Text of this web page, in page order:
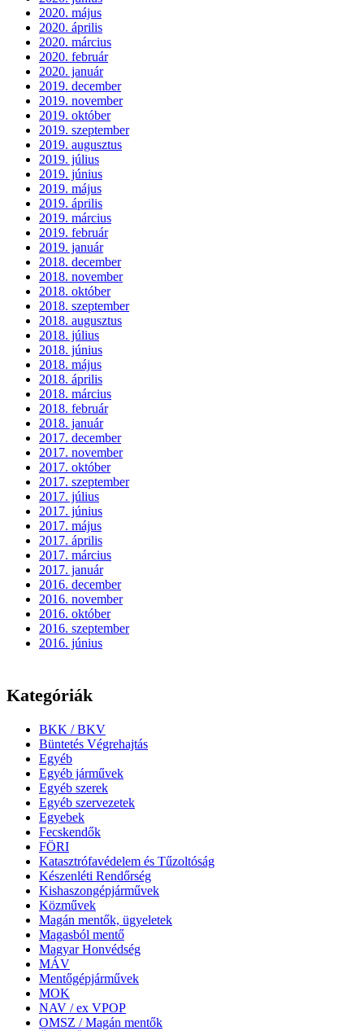
2020. május
2020. április
2020. március
2020. február
2020. január
2019. december
2019. november
2019. október
2019. szeptember
2019. augusztus
2019. július
2019. június
2019. május
2019. április
2019. március
2019. február
2019. január
2018. december
2018. november
2018. október
2018. szeptember
2018. augusztus
2018. július
2018. június
2018. május
2018. április
2018. március
2018. február
2018. január
2017. december
2017. november
2017. október
2017. szeptember
2017. július
2017. június
2017. május
2017. április
2017. március
2017. január
2016. december
2016. november
2016. október
2016. szeptember
2016. június
Kategóriák
BKK / BKV
Büntetés Végrehajtás
Egyéb
Egyéb járművek
Egyéb szerek
Egyéb szervezetek
Egyebek
Fecskendők
FÖRI
Katasztrófavédelem és Tűzoltóság
Készenléti Rendőrség
Kishaszongépjárművek
Közművek
Magán mentők, ügyeletek
Magasból mentő
Magyar Honvédség
MÁV
Mentőgépjárművek
MOK
NAV / ex VPOP
OMSZ / Magán mentők